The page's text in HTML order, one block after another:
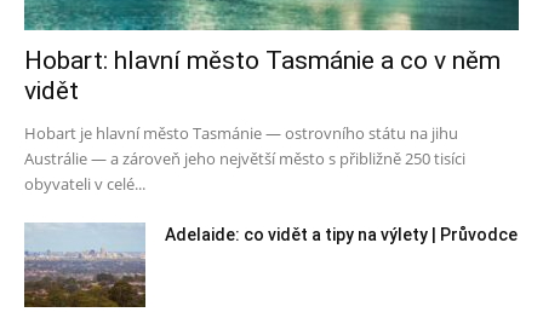
Hobart: hlavní město Tasmánie a co v něm
vidět
Hobart je hlavní město Tasmánie — ostrovního státu na jihu
Austrálie — a zároveň jeho největší město s přibližně 250 tisíci
obyvateli v celé...
Adelaide: co vidět a tipy na výlety | Průvodce